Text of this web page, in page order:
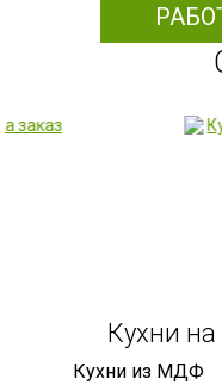
Кухни
Кухни из МДФ